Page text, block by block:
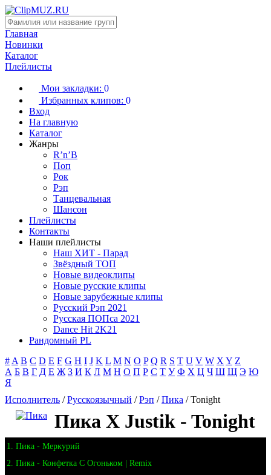
Главная
Новинки
Каталог
Плейлисты
Мои закладки: 0
Избранных клипов: 0
Вход
На главную
Каталог
Жанры
R’n’B
Поп
Рок
Рэп
Танцевальная
Шансон
Плейлисты
Контакты
Наши плейлисты
Наш ХИТ - Парад
Звёздный ТОП
Новые видеоклипы
Новые русские клипы
Новые зарубежные клипы
Русский Рэп 2021
Русская ПОПса 2021
Dance Hit 2K21
Рандомный PL
# A B C D E F G H I J K L M N O P Q R S T U V W X Y Z
А Б В Г Д Е Ж З И К Л М Н О П Р С Т У Ф Х Ц Ч Ш Щ Э Ю
Я
Исполнитель /Русскоязычный /Рэп /Пика / Tonight
Пика X Justik - Tonight
1. Пика - Меркурий
2. Пика - Конфетка С Огоньком | Remix